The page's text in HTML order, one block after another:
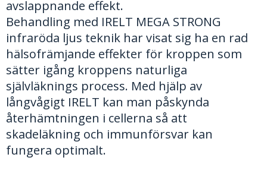
avslappnande effekt.
Behandling med IRELT MEGA STRONG
infraröda ljus teknik har visat sig ha en rad
hälsofrämjande effekter för kroppen som
sätter igång kroppens naturliga
självläknings process. Med hjälp av
långvågigt IRELT kan man påskynda
återhämtningen i cellerna så att
skadeläkning och immunförsvar kan
fungera optimalt.